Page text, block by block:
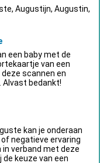
Augustijn, Augustin,
een baby met de
van een
scannen en
. Alvast bedankt!
kan je onderaan
of negatieve ervaring
verband met deze
de keuze van een